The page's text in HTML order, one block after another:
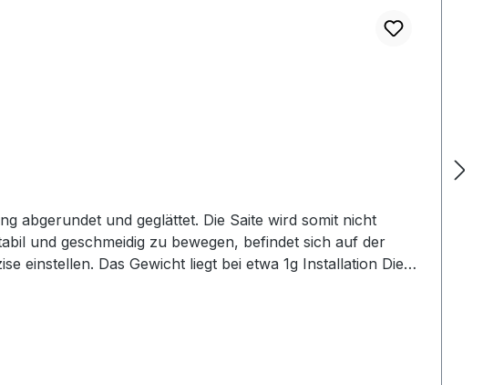
abgerundet und geglättet. Die Saite wird somit nicht
und geschmeidig zu bewegen, befindet sich auf der
einstellen. Das Gewicht liegt bei etwa 1g Installation Die